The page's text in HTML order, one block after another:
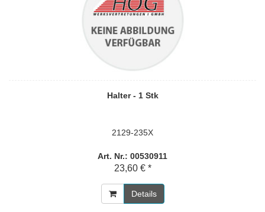
Halter - 1 Stk
2129-235X
Art. Nr.: 00530911
23,60 € *
Details